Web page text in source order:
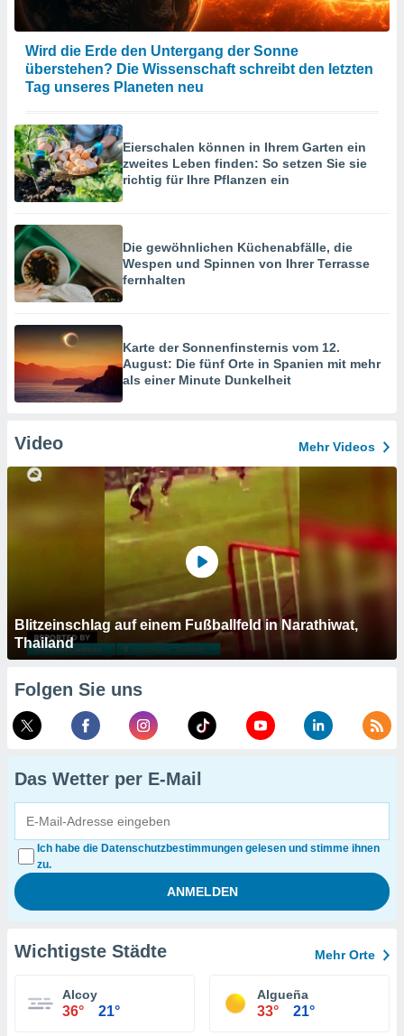
Wird die Erde den Untergang der Sonne
überstehen? Die Wissenschaft schreibt den letzten
Tag unseres Planeten neu
Eierschalen können in Ihrem Garten ein
zweites Leben finden: So setzen Sie sie
richtig für Ihre Pflanzen ein
Die gewöhnlichen Küchenabfälle, die
Wespen und Spinnen von Ihrer Terrasse
fernhalten
Karte der Sonnenfinsternis vom 12.
August: Die fünf Orte in Spanien mit mehr
als einer Minute Dunkelheit
Video Mehr Videos
Blitzeinschlag auf einem Fußballfeld in Narathiwat,
Thailand
Folgen Sie uns
Das Wetter per E-Mail
Ich habe die Datenschutzbestimmungen gelesen und stimme ihnen
zu.
Wichtigste Städte Mehr Orte
Alcoy
36° 21°
Algueña
33° 21°